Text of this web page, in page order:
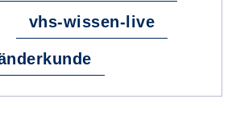
vhs-wissen-live